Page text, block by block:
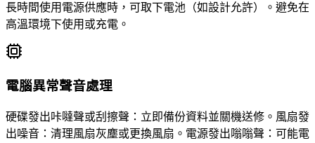
長時間使用電源供應時，可取下電池（如設計允許）。避免在
高溫環境下使用或充電。
電腦異常聲音處理
硬碟發出咔噠聲或刮擦聲：立即備份資料並關機送修。風扇發
出噪音：清理風扇灰塵或更換風扇。電源發出嗡嗡聲：可能電